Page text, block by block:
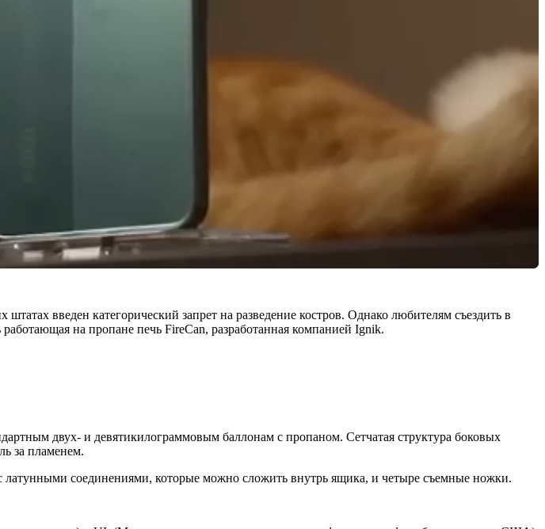
введен категорический запрет на разведение костров. Однако любителям съездить в
на пропане печь FireCan, разработанная компанией Ignik.
двух- и девятикилограммовым баллонам с пропаном. Сетчатая структура боковых
за пламенем.
соединениями, которые можно сложить внутрь ящика, и четыре съемные ножки.